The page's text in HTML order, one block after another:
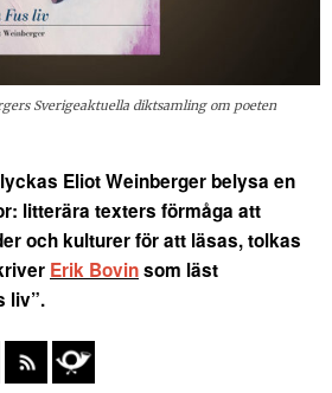
Sverigeaktuella diktsamling om poeten
Eliot Weinberger belysa en
litterära texters förmåga att
och kulturer för att läsas, tolkas
Erik Bovinsom läst
liv”.